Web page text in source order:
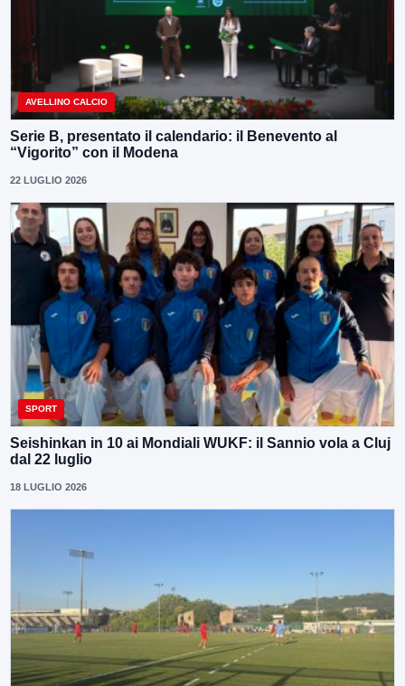
AVELLINO CALCIO
Serie B, presentato il calendario: il Benevento al
“Vigorito” con il Modena
22 LUGLIO 2026
SPORT
Seishinkan in 10 ai Mondiali WUKF: il Sannio vola a Cluj
dal 22 luglio
18 LUGLIO 2026